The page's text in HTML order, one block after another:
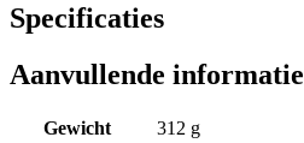
Specificaties
Aanvullende informatie
Gewicht
312 g